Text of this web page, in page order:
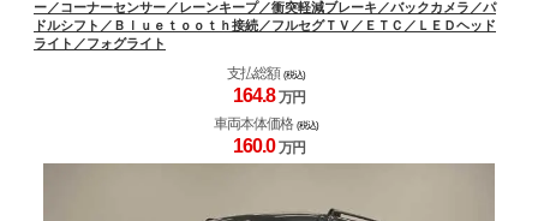
ー／コーナーセンサー／レーンキープ／衝突軽減ブレーキ／バックカメラ／パ
ドルシフト／Ｂｌｕｅｔｏｏｔｈ接続／フルセグＴＶ／ＥＴＣ／ＬＥＤヘッド
ライト／フォグライト
支払総額 (税込)
164.8 万円
車両本体価格 (税込)
160.0 万円